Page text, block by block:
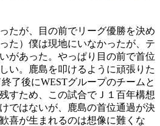
たが、目の前でリーグ優勝を決め
た）僕は現地にいなかったが、テ
があった。やっぱり目の前で首位
い。鹿島を叩けるように頑張りた
了後にWESTグループのチームと
すため、この試合でＪ１百年構想
ではないが、鹿島の首位通過が決
喜が生まれるのは想像に難くな